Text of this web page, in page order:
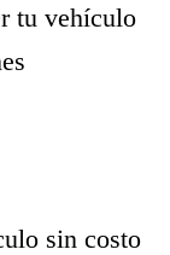
tu vehículo
sin costo